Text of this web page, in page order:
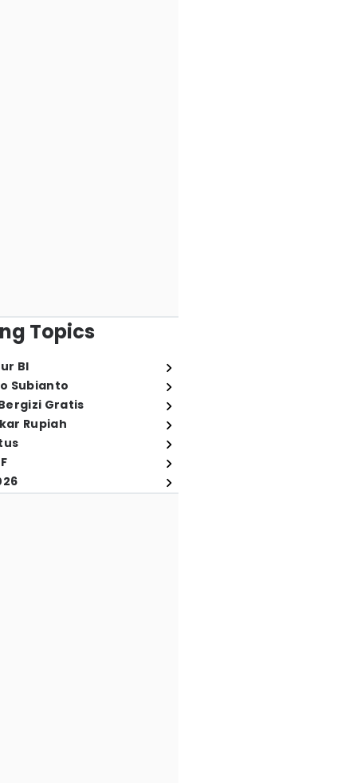
Topics
BI
Subianto
Gratis
Rupiah